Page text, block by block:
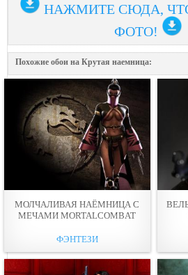
НАЖМИТЕ СЮДА,
ФОТО!
Похожие обои на Крутая наемница:
МОЛЧАЛИВАЯ НАЁМНИЦА С
МЕЧАМИ MORTALCOMBAT
ФЭНТЕЗИ